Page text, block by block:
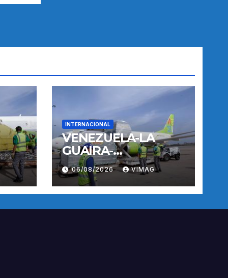
INTERNACIONAL
VENEZUELA-LA
GUAIRA-
TERREMOTOS-
OPERACIONES
AEREAS
06/08/2026 VIMAG